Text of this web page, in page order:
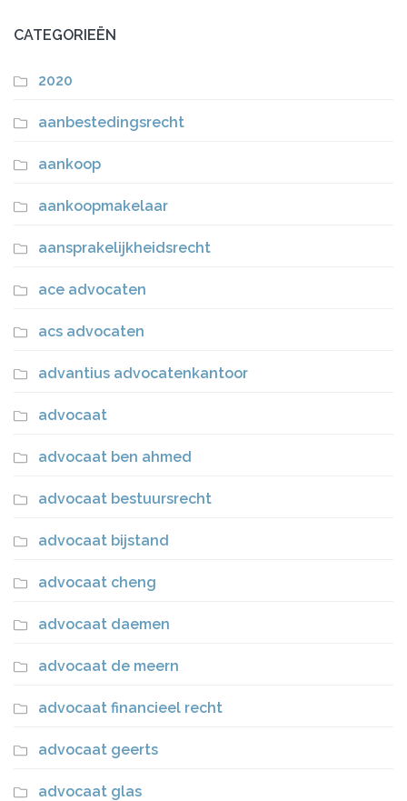
CATEGORIEËN
2020
aanbestedingsrecht
aankoop
aankoopmakelaar
aansprakelijkheidsrecht
ace advocaten
acs advocaten
advantius advocatenkantoor
advocaat
advocaat ben ahmed
advocaat bestuursrecht
advocaat bijstand
advocaat cheng
advocaat daemen
advocaat de meern
advocaat financieel recht
advocaat geerts
advocaat glas